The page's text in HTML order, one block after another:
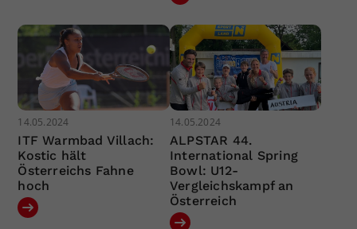
14.05.2024
ITF Warmbad Villach:
Kostic hält
Österreichs Fahne
hoch
14.05.2024
ALPSTAR 44.
International Spring
Bowl: U12-
Vergleichskampf an
Österreich